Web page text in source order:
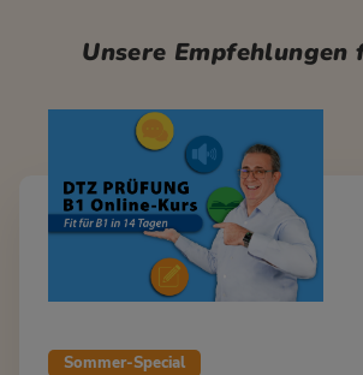
Unsere Empfehlungen
Sommer-Special